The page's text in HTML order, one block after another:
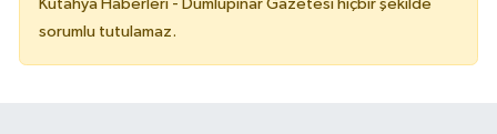
Kütahya Haberleri - Dumlupınar Gazetesi hiçbir şekilde
sorumlu tutulamaz.